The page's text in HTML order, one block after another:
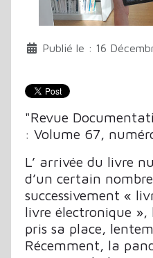
Publié le : 16
"Revue
: Volume 67,
L’ arrivée du livre
d’un certain
successivement «
livre électronique
pris sa place,
Récemment, la